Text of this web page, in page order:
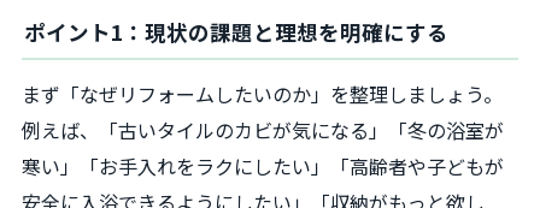
ポイント1：現状の課題と理想を明確にする
まず「なぜリフォームしたいのか」を整理しましょう。
例えば、「古いタイルのカビが気になる」「冬の浴室が
寒い」「お手入れをラクにしたい」「高齢者や子どもが
安全に入浴できるようにしたい」「収納がもっと欲し